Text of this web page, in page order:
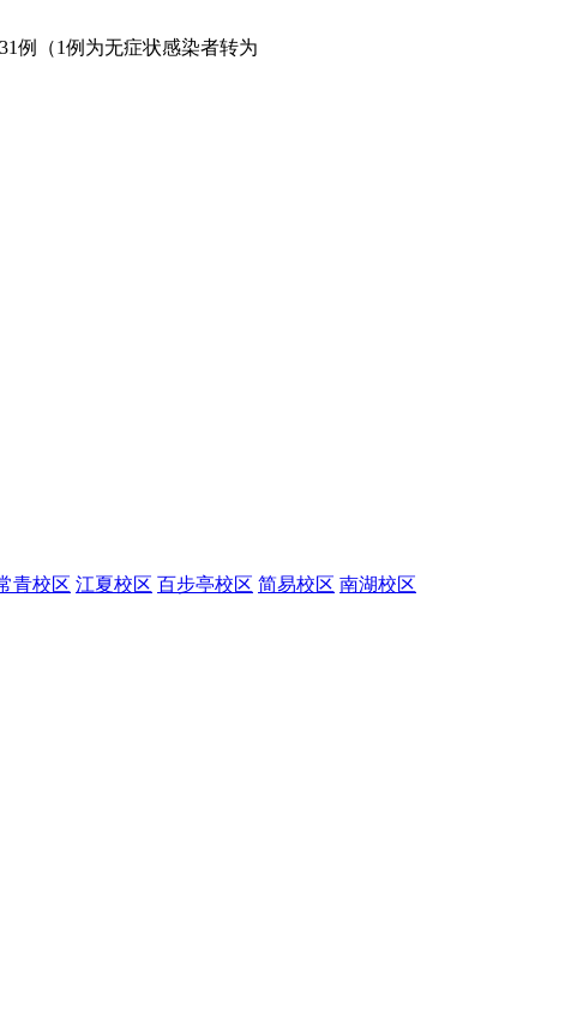
例（1例为无症状感染者转为
青校区 江夏校区 百步亭校区 简易校区 南湖校区